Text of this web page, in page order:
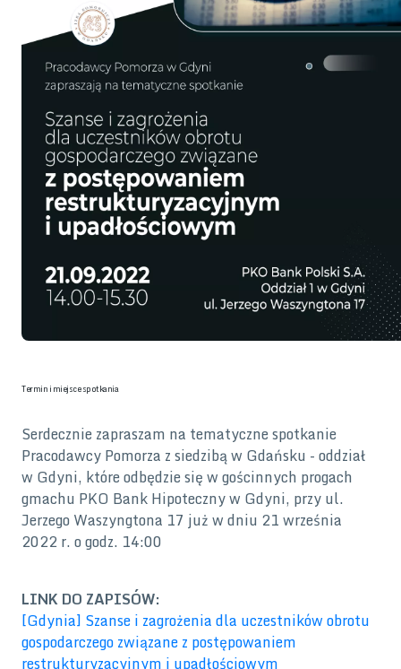
Termin i miejsce spotkania
Serdecznie zapraszam na tematyczne spotkanie
Pracodawcy Pomorza z siedzibą w Gdańsku - oddział
w Gdyni, które odbędzie się w gościnnych progach
gmachu PKO Bank Hipoteczny w Gdyni, przy ul.
Jerzego Waszyngtona 17 już w dniu 21 września
2022 r. o godz. 14:00
LINK DO ZAPISÓW:
[Gdynia] Szanse i zagrożenia dla uczestników obrotu
gospodarczego związane z postępowaniem
restrukturyzacyjnym i upadłościowym